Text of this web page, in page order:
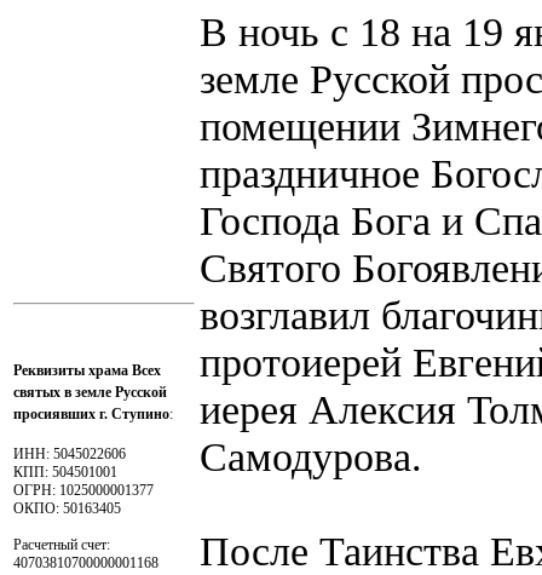
Реквизиты храма Всех
святых в земле Русской
просиявших г. Ступино:
ИНН: 5045022606
КПП: 504501001
ОГРН: 1025000001377
ОКПО: 50163405
Расчетный счет:
40703810700000001168
В ночь с 18 на 19
земле Русской
помещении
праздничное
Господа Бога и
Святого
возглавил
протоиерей
иерея Алексия
Самодурова.
После Таинства